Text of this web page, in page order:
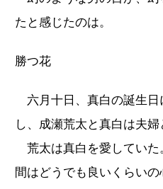
たと感じたのは。
勝つ花
六月十日、真白の誕生日
し、成瀬荒太と真白は夫婦
荒太は真白を愛していた
間はどうでも良いくらいの